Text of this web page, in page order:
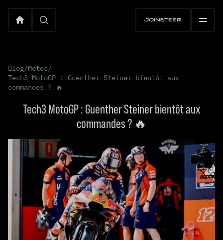
Blog/Motos/
Tech3 MotoGP : Guenther Steiner bientôt aux
commandes ? 🔥
Tech3 MotoGP : Guenther Steiner bientôt aux
commandes ? 🔥